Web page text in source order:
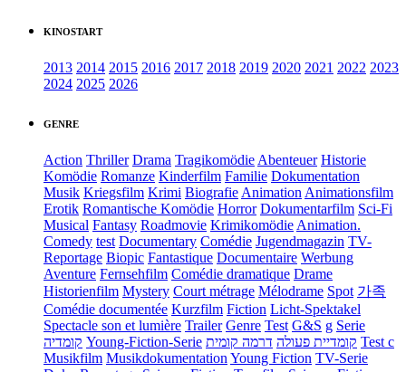
KINOSTART
2013 2014 2015 2016 2017 2018 2019 2020 2021 2022 2023
2024 2025 2026
GENRE
Action Thriller Drama Tragikomödie Abenteuer Historie
Komödie Romanze Kinderfilm Familie Dokumentation
Musik Kriegsfilm Krimi Biografie Animation Animationsfilm
Erotik Romantische Komödie Horror Dokumentarfilm Sci-Fi
Musical Fantasy Roadmovie Krimikomödie Animation.
Comedy test Documentary Comédie Jugendmagazin TV-
Reportage Biopic Fantastique Documentaire Werbung
Aventure Fernsehfilm Comédie dramatique Drame
Historienfilm Mystery Court métrage Mélodrame Spot 가족
Comédie documentée Kurzfilm Fiction Licht-Spektakel
Spectacle son et lumière Trailer Genre Test G&S g Serie
קומדיה Young-Fiction-Serie קומדיית פעולה דרמה קומית
Test c
Musikfilm Musikdokumentation Young Fiction TV-Serie